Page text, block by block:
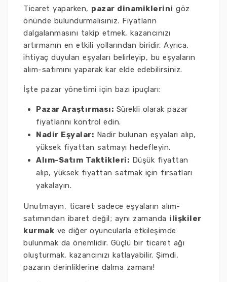
Ticaret yaparken, pazar dinamiklerini göz
önünde bulundurmalısınız. Fiyatların
dalgalanmasını takip etmek, kazancınızı
artırmanın en etkili yollarından biridir. Ayrıca,
ihtiyaç duyulan eşyaları belirleyip, bu eşyaların
alım-satımını yaparak kar elde edebilirsiniz.
İşte pazar yönetimi için bazı ipuçları:
Pazar Araştırması: Sürekli olarak pazar
fiyatlarını kontrol edin.
Nadir Eşyalar: Nadir bulunan eşyaları alıp,
yüksek fiyattan satmayı hedefleyin.
Alım-Satım Taktikleri: Düşük fiyattan
alıp, yüksek fiyattan satmak için fırsatları
yakalayın.
Unutmayın, ticaret sadece eşyaların alım-
satımından ibaret değil; aynı zamanda ilişkiler
kurmak ve diğer oyuncularla etkileşimde
bulunmak da önemlidir. Güçlü bir ticaret ağı
oluşturmak, kazancınızı katlayabilir. Şimdi,
pazarın derinliklerine dalma zamanı!